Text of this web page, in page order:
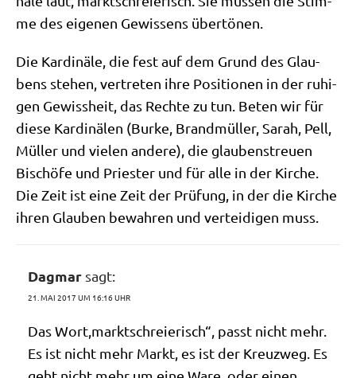
me des eige­nen Gewis­sens übertönen.
Die Kar­di­nä­le, die fest auf dem Grund des Glau­
bens ste­hen, ver­tre­ten ihre Posi­tio­nen in der ruhi­
gen Gewiss­heit, das Rech­te zu tun. Beten wir für
die­se Kar­di­nä­len (Bur­ke, Brand­mül­ler, Sarah, Pell,
Mül­ler und vie­len ande­re), die glau­bens­treu­en
Bischö­fe und Prie­ster und für alle in der Kir­che.
Die Zeit ist eine Zeit der Prü­fung, in der die Kir­che
ihren Glau­ben bewah­ren und ver­tei­di­gen muss.
Dagmar sagt:
21. MAI 2017 UM 16:16 UHR
Das Wort,marktschreierisch“, passt nicht mehr.
Es ist nicht mehr Markt, es ist der Kreuz­weg. Es